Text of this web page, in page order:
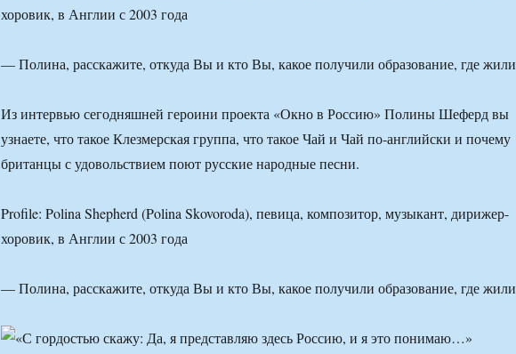
хоровик, в Англии с 2003 года
— Полина, расскажите, откуда Вы и кто Вы, какое получили образование, где
Из интервью сегодняшней героини проекта «Окно в Россию» Полины Шеферд вы
узнаете, что такое Клезмерская группа, что такое Чай и Чай по-английски и почему
британцы с удовольствием поют русские народные песни.
Profile: Polina Shepherd (Polina Skovoroda), певица, композитор, музыкант, дирижер-
хоровик, в Англии с 2003 года
— Полина, расскажите, откуда Вы и кто Вы, какое получили образование, где